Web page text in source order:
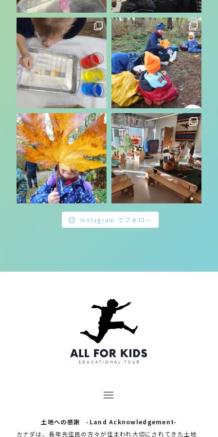
Instagram でフォロー
土地への感謝 -Land Acknowledgement-
カナダは、長年先住民の方々が住まわれ大切にされてきた土地